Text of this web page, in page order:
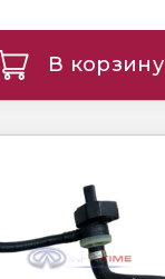
В корзину